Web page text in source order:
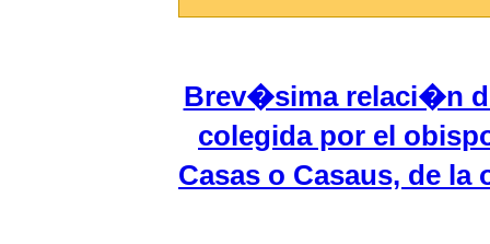
Brev�sima relaci�n
colegida por el
Casas o Casaus, de